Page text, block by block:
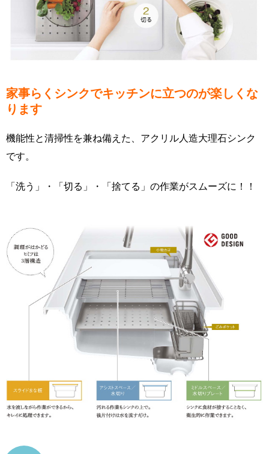
家事らくシンクでキッチンに立つのが楽しくな
ります
機能性と清掃性を兼ね備えた、アクリル人造大理石シンク
です。
「洗う」・「切る」・「捨てる」の作業がスムーズに！！